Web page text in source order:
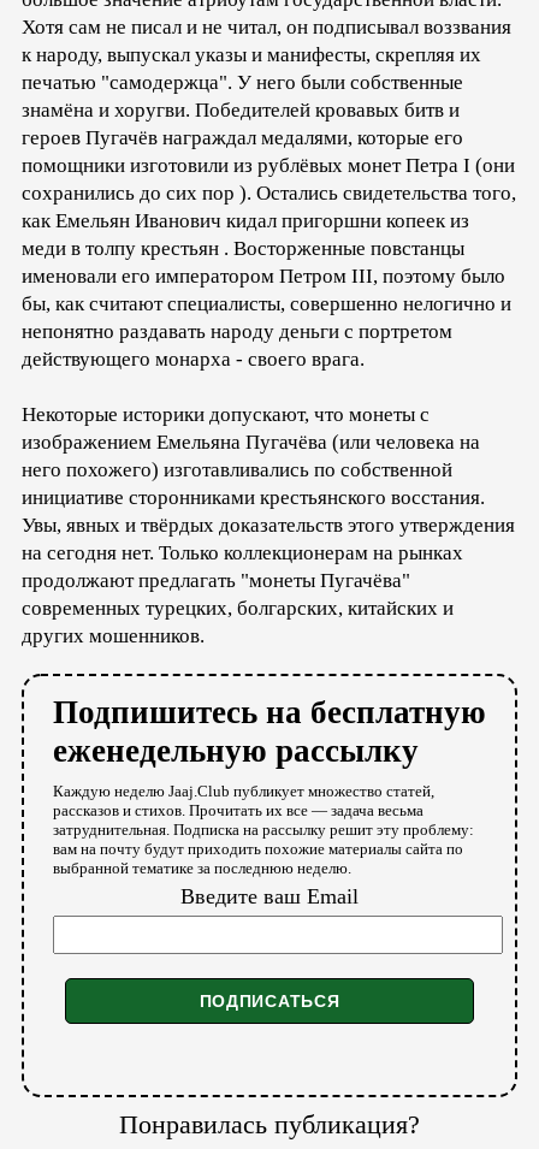
Хотя сам не писал и не читал, он подписывал воззвания
к народу, выпускал указы и манифесты, скрепляя их
печатью "самодержца". У него были собственные
знамёна и хоругви. Победителей кровавых битв и
героев Пугачёв награждал медалями, которые его
помощники изготовили из рублёвых монет Петра I (они
сохранились до сих пор ). Остались свидетельства того,
как Емельян Иванович кидал пригоршни копеек из
меди в толпу крестьян . Восторженные повстанцы
именовали его императором Петром III, поэтому было
бы, как считают специалисты, совершенно нелогично и
непонятно раздавать народу деньги с портретом
действующего монарха - своего врага.
Некоторые историки допускают, что монеты с
изображением Емельяна Пугачёва (или человека на
него похожего) изготавливались по собственной
инициативе сторонниками крестьянского восстания.
Увы, явных и твёрдых доказательств этого утверждения
на сегодня нет. Только коллекционерам на рынках
продолжают предлагать "монеты Пугачёва"
современных турецких, болгарских, китайских и
других мошенников.
Подпишитесь на бесплатную
еженедельную рассылку
Каждую неделю Jaaj.Club публикует множество статей,
рассказов и стихов. Прочитать их все — задача весьма
затруднительная. Подписка на рассылку решит эту проблему:
вам на почту будут приходить похожие материалы сайта по
выбранной тематике за последнюю неделю.
Введите ваш Email
Понравилась публикация?